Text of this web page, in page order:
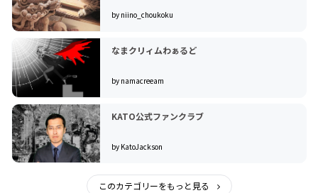
by niino_choukoku
なまクリィムわぁるど
by namacreeam
KATO公式ファンクラブ
by KatoJackson
このカテゴリーをもっと見る